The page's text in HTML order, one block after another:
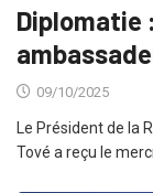
Diplomatie
09/10/2025
Le Président de la
Tové a reçu le